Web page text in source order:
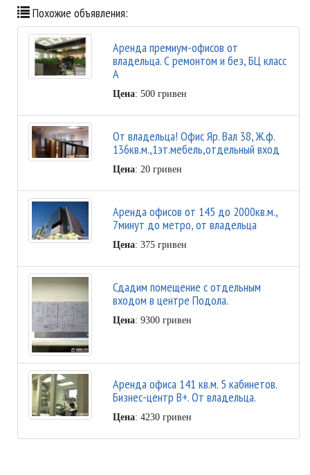
Похожие объявления:
Аренда премиум-офисов от
владельца. С ремонтом и без, БЦ класс
А
Цена: 500 гривен
От владельца! Офис Яр. Вал 38, Ж.ф.
136кв.м.,1эт.мебель,отдельный вход
Цена: 20 гривен
Аренда офисов от 145 до 2000кв.м.,
7минут до метро, от владельца
Цена: 375 гривен
Сдадим помещение с отдельным
входом в центре Подола.
Цена: 9300 гривен
Аренда офиса 141 кв.м. 5 кабинетов.
Бизнес-центр В+. От владельца.
Цена: 4230 гривен